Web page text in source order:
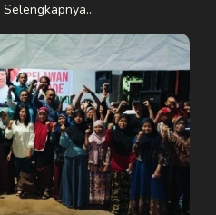
Selengkapnya..